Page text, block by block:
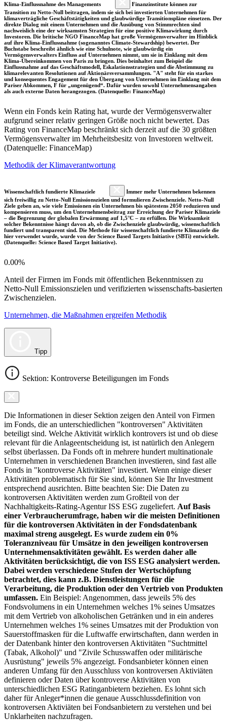
Klima-Einflussnahme des Managements
Finanzinstitute können zur
Transition zu Netto-Null beitragen, indem sie sich bei investierten Unternehmen für
klimaverträgliche Geschäftstätigkeiten und glaubwürdige Transitionspläne einsetzen. Der
direkte Dialog mit einem Unternehmen und die Ausübung von Stimmrechten sind
nachweislich eine der wirksamsten Strategien für eine positive Klimawirkung durch
Investoren. Die britische NGO FinanceMap hat große Vermögensverwalter im Hinblick
auf ihre Klima-Einflussnahme (sogenanntes Climate-Stewardship) bewertet. Der
Buchstabe beschreibt ähnlich wie eine Schulnote, wie glaubwürdig ein
Vermögensverwalters Einfluss auf Unternehmen nimmt, um sie in Einklang mit dem
Klima-Übereinkommen von Paris zu bringen. Dies beinhaltet zum Beispiel die
Einflussnahme auf das Geschäftsmodell, Eskalationsstrategien und die Abstimmung zu
klimarelevanten Resolutionen auf Aktionärsversammlungen. "A" steht für ein starkes
und konsequentes Engagement für den Übergang von Unternehmen im Einklang mit dem
Pariser Abkommen, F für „ungenügend“. Dafür wurden sowohl Unternehmensangaben
als auch externe Daten herangezogen. (Datenquelle: FinanceMap)
Wenn ein Fonds kein Rating hat, wurde der Vermögensverwalter
aufgrund seiner relativ geringen Größe noch nicht bewertet. Das
Rating von FinanceMap beschränkt sich derzeit auf die 30 größten
Vermögensverwalter im Mehrheitsbesitz von Investoren weltweit.
(Datenquelle: FinanceMap)
Methodik der Klimaverantwortung
Wissenschaftlich fundierte Klimaziele
Immer mehr Unternehmen bekennen
sich freiwillig zu Netto-Null Emissionszielen und formulieren Zwischenziele. Netto-Null
Ziele geben an, wie viele Emissionen ein Unternehmen bis spätestens 2050 reduzieren und
kompensieren muss, um den Unternehmensbeitrag zur Erreichung der Pariser Klimaziele
– die Begrenzung der globalen Erwärmung auf 1,5°C – zu erfüllen. Die Wirksamkeit
solcher Bekenntnisse hängt davon ab, ob die Zwischenziele glaubwürdig, wissenschaftlich
fundiert und transparent sind. Die Methode für wissenschaftlich fundierte Klimaziele die
hier verwendet wurde, wurde von der Science Based Targets Initiative (SBTi) entwickelt.
(Datenquelle: Science Based Target Initiative).
0.00%
Anteil der Firmen im Fonds mit öffentlichen Bekenntnissen zu
Netto-Null Emissionszielen und verifizierten wissenschafts-basierten
Zwischenzielen.
Unternehmen, die Maßnahmen ergreifen Methodik
Tipp
Sektion: Kontroverse Beteiligungen im Fonds
Die Informationen in dieser Sektion zeigen den Anteil von Firmen
im Fonds, die an unterschiedlichen "kontroversen" Aktivitäten
beteiligt sind. Welche Aktivität wirklich kontrovers ist und ob diese
relevant für die Anlageentscheidung ist, ist natürlich den Anlegern
selbst überlassen. Da Fonds oft in mehrere hundert multinationale
Unternehmen in verschiedenen Branchen investieren, sind fast alle
Fonds in "kontroverse Aktivitäten" investiert. Wenn einige dieser
Aktivitäten problematisch für Sie sind, können Sie Ihr Investment
entsprechend ausrichten. Bitte beachten Sie: Die Daten zu
kontroversen Aktivitäten werden zum Großteil von der
Nachhaltigkeits-Rating-Agentur ISS ESG zugeliefert. Auf Basis
einer Verbraucherumfrage, haben wir die meisten Definitionen
für die kontroversen Aktivitäten in der Fondsdatenbank
maximal streng ausgelegt. Es wurde zudem ein 0%
Toleranzniveau für Umsätze in den jeweiligen kontroversen
Unternehmensaktivitäten gewählt. Es werden daher alle
Aktivitäten berücksichtigt, die von ISS ESG analysiert werden.
Dabei werden verschiedene Stufen der Wertschöpfung
betrachtet, dies kann z.B. Dienstleistungen für die
Verarbeitung, die Produktion oder den Vertrieb von Produkten
umfassen. Ein Beispiel: Angenommen, dass jeweils 5% des
Fondsvolumens in ein Unternehmen welches 1% seines Umsatzes
mit dem Vertrieb von alkoholischen Getränken und in ein anderes
Unternehmen welches 1% seines Umsatzes mit der Produktion von
Sauerstoffmasken für die Luftwaffe erwirtschaften, dann werden in
der Datenbank hinter den kontroversen Aktivitäten "Suchtmittel
(Tabak, Alkohol)" und "Zivile Schusswaffen oder militärische
Ausrüstung" jeweils 5% angezeigt. Fondsanbieter können einen
anderen Umfang für den Ausschluss von kontroversen Aktiviäten
definieren oder Daten über kontroverse Aktivitäten von
unterschiedlichen ESG Ratinganbietern beziehen. Es lohnt sich
daher für Anleger*innen die genaue Ausschlussdefinition von
kontroversen Aktiviäten bei Fondsanbietern zu verstehen und bei
Unklarheiten nachzufragen.